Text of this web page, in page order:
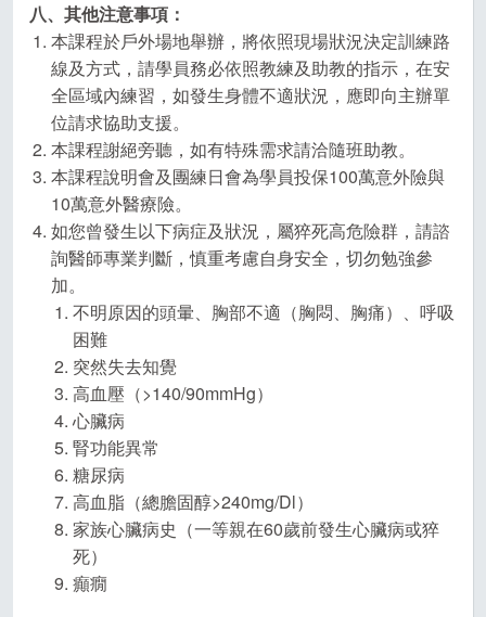
八、其他注意事項：
本課程於戶外場地舉辦，將依照現場狀況決定訓練路
線及方式，請學員務必依照教練及助教的指示，在安
全區域內練習，如發生身體不適狀況，應即向主辦單
位請求協助支援。
本課程謝絕旁聽，如有特殊需求請洽隨班助教。
本課程說明會及團練日會為學員投保100萬意外險與
10萬意外醫療險。
如您曾發生以下病症及狀況，屬猝死高危險群，請諮
詢醫師專業判斷，慎重考慮自身安全，切勿勉強參
加。
不明原因的頭暈、胸部不適（胸悶、胸痛）、呼吸
困難
突然失去知覺
高血壓（>140/90mmHg）
心臟病
腎功能異常
糖尿病
高血脂（總膽固醇>240mg/Dl）
家族心臟病史（一等親在60歲前發生心臟病或猝
死）
癲癇